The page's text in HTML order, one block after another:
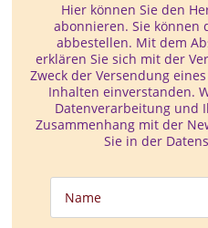
Hier können Sie den
abonnieren. Sie können
abbestellen. Mit dem
erklären Sie sich mit der
Zweck der Versendung
Inhalten einverstanden.
Datenverarbeitung und
Zusammenhang mit der
Sie in der